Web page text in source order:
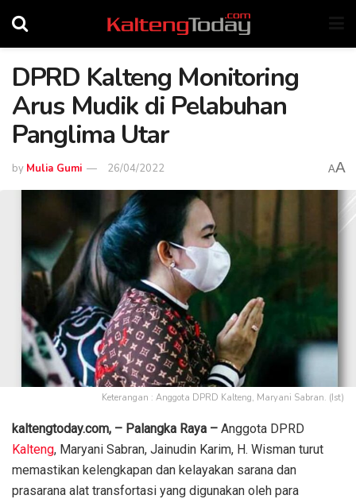
DPRD Kalteng Monitoring
Arus Mudik di Pelabuhan
Panglima Utar
by Mulia Gumi 26/04/2022 AA
Keterangan : Anggota DPRD Kalteng, Maryani Sabran. (Ist)
kaltengtoday.com, – Palangka Raya – Anggota DPRD
Kalteng, Maryani Sabran, Jainudin Karim, H. Wisman turut
memastikan kelengkapan dan kelayakan sarana dan
prasarana alat transfortasi yang digunakan oleh para